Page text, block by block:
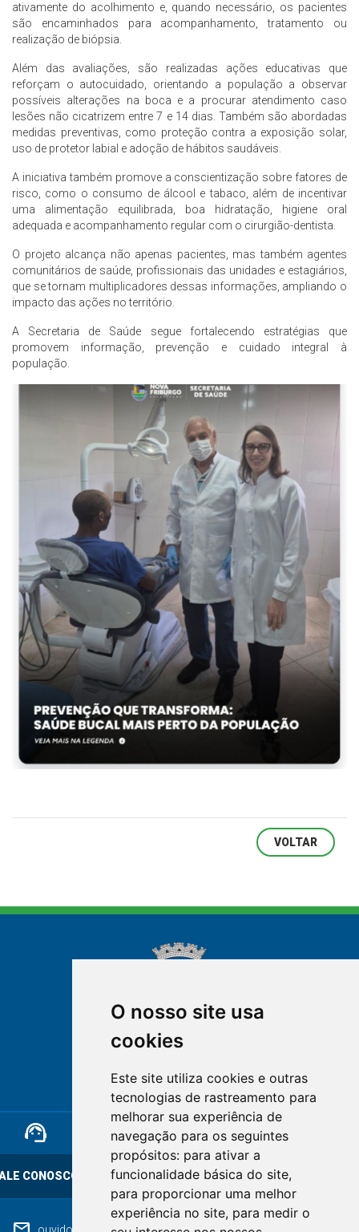
O nosso site usa
cookies
Este site utiliza cookies e outras
tecnologias de rastreamento para
melhorar sua experiência de
navegação para os seguintes
propósitos: para ativar a
funcionalidade básica do site,
para proporcionar uma melhor
experiência no site, para medir o
ativamente do acolhimento e, quando necessário, os pacientes
são encaminhados para acompanhamento, tratamento ou
realização de biópsia.
Além das avaliações, são realizadas ações educativas que
reforçam o autocuidado, orientando a população a observar
possíveis alterações na boca e a procurar atendimento caso
lesões não cicatrizem entre 7 e 14 dias. Também são abordadas
medidas preventivas, como proteção contra a exposição solar,
uso de protetor labial e adoção de hábitos saudáveis.
A iniciativa também promove a conscientização sobre fatores de
risco, como o consumo de álcool e tabaco, além de incentivar
uma alimentação equilibrada, boa hidratação, higiene oral
adequada e acompanhamento regular com o cirurgião-dentista.
O projeto alcança não apenas pacientes, mas também agentes
comunitários de saúde, profissionais das unidades e estagiários,
que se tornam multiplicadores dessas informações, ampliando o
impacto das ações no território.
A Secretaria de Saúde segue fortalecendo estratégias que
promovem informação, prevenção e cuidado integral à
população.
VOLTAR
NOVA FRIBURGO
RIO DE JANEIRO
ouvidoriageral@pmnf.rj.gov.br
support_agent
CONOSCO
mail
OUVIDORIA